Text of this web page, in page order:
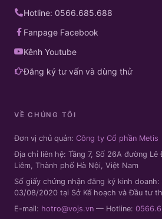
Hotline: 0566.685.688
Fanpage Facebook
Kênh Youtube
Đăng ký tư vấn và dùng thử
VỀ CHÚNG TÔI
Đơn vị chủ quản: Công ty Cổ phần Metis
Địa chỉ liên hệ: Tầng 7, Số 26A đường
Liêm, Thành phố Hà Nội, Việt Nam
Số giấy chứng nhận đăng ký kinh
03/08/2020 tại Sở Kế hoạch và Đầu tư
E-mail: hotro@vojs.vn — Hotline: